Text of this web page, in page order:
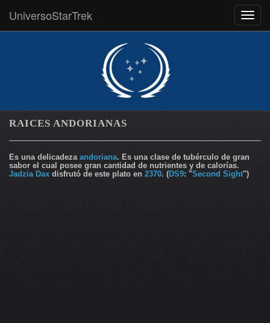
UniversoStarTrek
RAICES ANDORIANAS
Es una delicadeza andoriana. Es una clase de tubérculo de gran
sabor el cual posee gran cantidad de nutrientes y de calorías.
Jadzia Dax disfrutó de este plato en 2370. (DS9: "Second Sight")